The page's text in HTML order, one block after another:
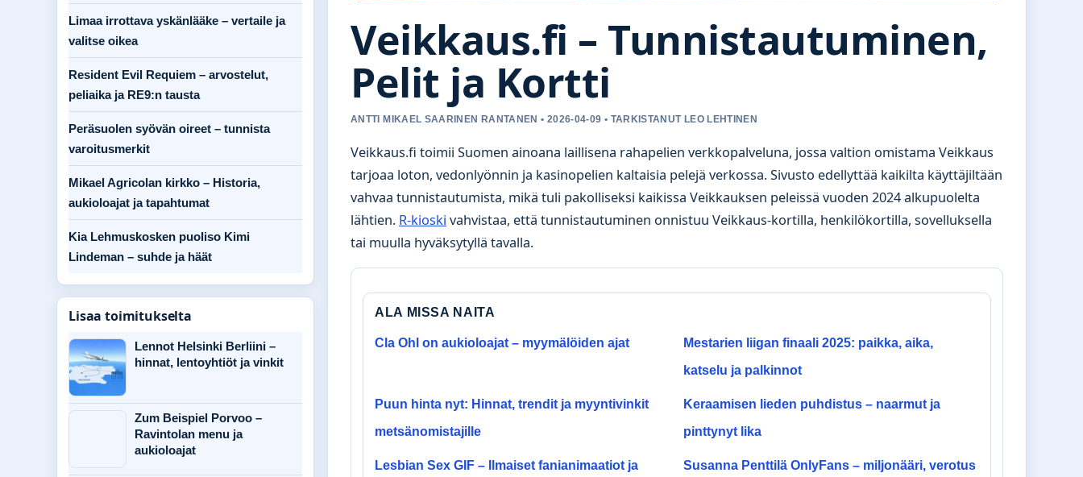
Veikkaus.fi – Tunnistautuminen,
Pelit ja Kortti
ANTTI MIKAEL SAARINEN RANTANEN • 2026-04-09 • TARKISTANUT LEO LEHTINEN
Veikkaus.fi toimii Suomen ainoana laillisena rahapelien verkkopalveluna, jossa valtion omistama Veikkaus
tarjoaa loton, vedonlyönnin ja kasinopelien kaltaisia pelejä verkossa. Sivusto edellyttää kaikilta käyttäjiltään
vahvaa tunnistautumista, mikä tuli pakolliseksi kaikissa Veikkauksen peleissä vuoden 2024 alkupuolelta
lähtien. R-kioski vahvistaa, että tunnistautuminen onnistuu Veikkaus-kortilla, henkilökortilla, sovelluksella
tai muulla hyväksytyllä tavalla.
ALA MISSA NAITA
Cla Ohl on aukioloajat – myymälöiden ajat
Mestarien liigan finaali 2025: paikka, aika,
katselu ja palkinnot
Puun hinta nyt: Hinnat, trendit ja myyntivinkit
metsänomistajille
Keraamisen lieden puhdistus – naarmut ja
pinttynyt lika
Lesbian Sex GIF – Ilmaiset fanianimaatiot ja
Susanna Penttilä OnlyFans – miljonääri, verotus
Limaa irrottava yskänlääke – vertaile ja
valitse oikea
Resident Evil Requiem – arvostelut,
peliaika ja RE9:n tausta
Peräsuolen syövän oireet – tunnista
varoitusmerkit
Mikael Agricolan kirkko – Historia,
aukioloajat ja tapahtumat
Kia Lehmuskosken puoliso Kimi
Lindeman – suhde ja häät
Lisaa toimitukselta
Lennot Helsinki Berliini –
hinnat, lentoyhtiöt ja vinkit
Zum Beispiel Porvoo –
Ravintolan menu ja
aukioloajat